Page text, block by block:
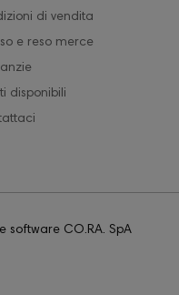
di vendita
e reso merce
disponibili
CO.RA. SpA